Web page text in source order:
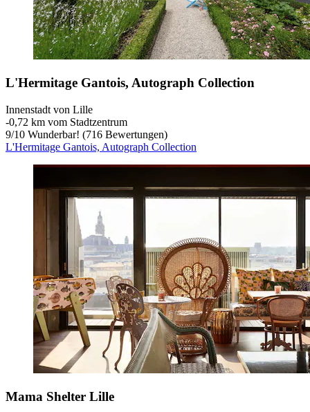
L'Hermitage Gantois, Autograph Collection
Innenstadt von Lille
‐0,72 km vom Stadtzentrum
9/10 Wunderbar! (716 Bewertungen)
L'Hermitage Gantois, Autograph Collection
Mama Shelter Lille